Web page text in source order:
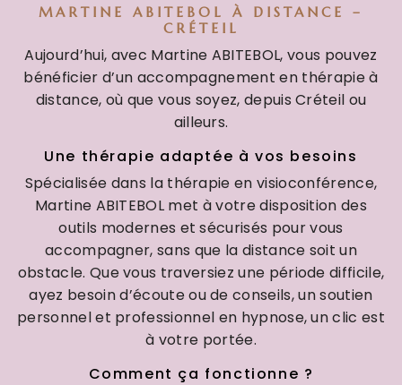
MARTINE ABITEBOL À DISTANCE –
CRÉTEIL
Aujourd’hui, avec Martine ABITEBOL, vous pouvez
bénéficier d’un accompagnement en thérapie à
distance, où que vous soyez, depuis Créteil ou
ailleurs.
Une thérapie adaptée à vos besoins
Spécialisée dans la thérapie en visioconférence,
Martine ABITEBOL met à votre disposition des
outils modernes et sécurisés pour vous
accompagner, sans que la distance soit un
obstacle. Que vous traversiez une période difficile,
ayez besoin d’écoute ou de conseils, un soutien
personnel et professionnel en hypnose, un clic est
à votre portée.
Comment ça fonctionne ?